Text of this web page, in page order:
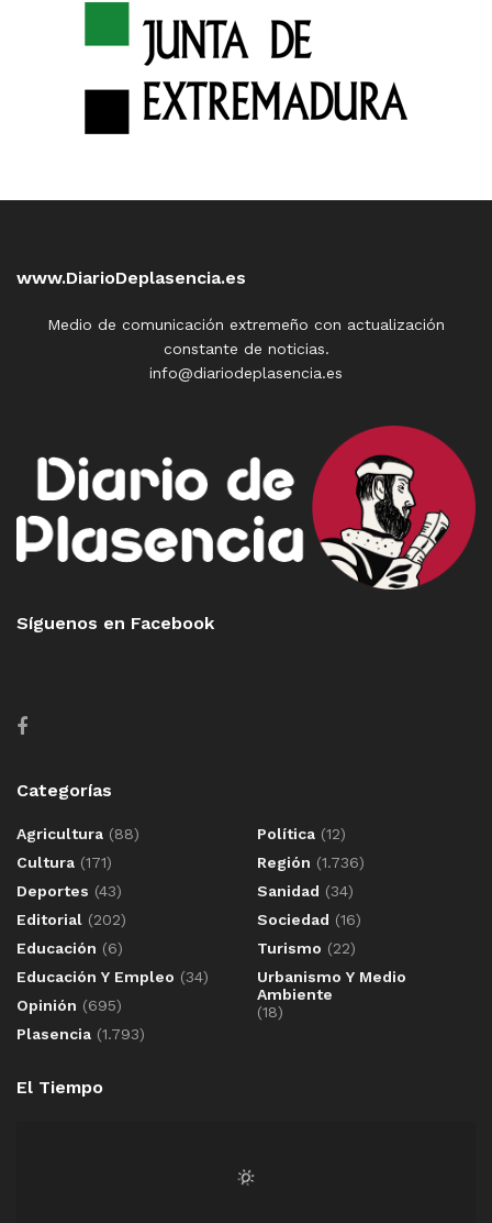
www.DiarioDeplasencia.es
Medio de comunicación extremeño con actualización
constante de noticias.
info@diariodeplasencia.es
Síguenos en Facebook
Categorías
Agricultura (88)
Cultura (171)
Deportes (43)
Editorial (202)
Educación (6)
Educación Y Empleo (34)
Opinión (695)
Plasencia (1.793)
Política (12)
Región (1.736)
Sanidad (34)
Sociedad (16)
Turismo (22)
Urbanismo Y Medio
Ambiente
(18)
El Tiempo